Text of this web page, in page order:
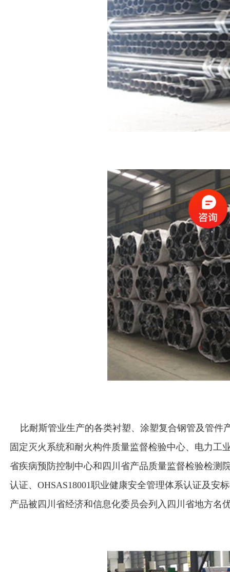
比耐斯管业生产的各类衬塑、涂塑复合钢管及管件
固定灭火系统和耐火构件质量监督检验中心、电力工
省疾病预防控制中心和四川省产品质量监督检验检测
认证、OHSAS18001职业健康安全管理体系认证及安
产品被四川省经济和信息化委员会列入四川省地方名